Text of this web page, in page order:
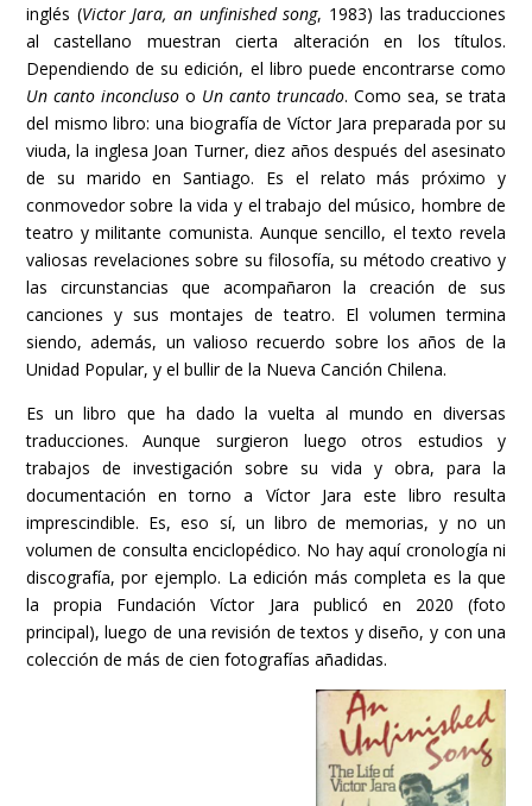
inglés (Victor Jara, an unfinished song, 1983) las traducciones
al castellano muestran cierta alteración en los títulos.
Dependiendo de su edición, el libro puede encontrarse como
Un canto inconclusoo Un canto truncado. Como sea, se trata
del mismo libro: una biografía de Víctor Jara preparada por su
viuda, la inglesa Joan Turner, diez años después del asesinato
de su marido en Santiago. Es el relato más próximo y
conmovedor sobre la vida y el trabajo del músico, hombre de
teatro y militante comunista. Aunque sencillo, el texto revela
valiosas revelaciones sobre su filosofía, su método creativo y
las circunstancias que acompañaron la creación de sus
canciones y sus montajes de teatro. El volumen termina
siendo, además, un valioso recuerdo sobre los años de la
Unidad Popular, y el bullir de la Nueva Canción Chilena.
Es un libro que ha dado la vuelta al mundo en diversas
traducciones. Aunque surgieron luego otros estudios y
trabajos de investigación sobre su vida y obra, para la
documentación en torno a Víctor Jara este libro resulta
imprescindible. Es, eso sí, un libro de memorias, y no un
volumen de consulta enciclopédico. No hay aquí cronología ni
discografía, por ejemplo. La edición más completa es la que
la propia Fundación Víctor Jara publicó en 2020 (foto
principal), luego de una revisión de textos y diseño, y con una
colección de más de cien fotografías añadidas.